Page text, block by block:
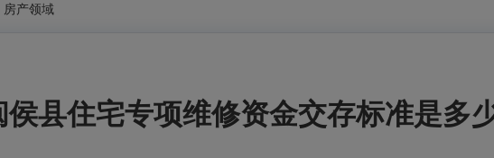
房产领域
侯县住宅专项维修资金交存标准是多